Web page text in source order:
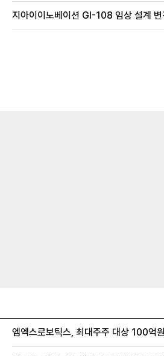
지아이이노베이션 GI-108 임상 설계
엠엑스로보틱스, 최대주주 대상 100억